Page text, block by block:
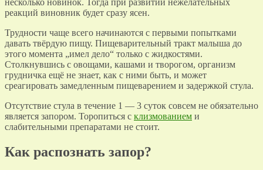
реакций виновник будет сразу ясен.
Трудности чаще всего начинаются с первыми попытками
давать твёрдую пищу. Пищеварительный тракт малыша до
этого момента „имел дело“ только с жидкостями.
Столкнувшись с овощами, кашами и творогом, организм
грудничка ещё не знает, как с ними быть, и может
среагировать замедленным пищеварением и задержкой стула.
Отсутствие стула в течение 1 — 3 суток совсем не обязательно
является запором. Торопиться с клизмованием и
слабительными препаратами не стоит.
Как распознать запор?